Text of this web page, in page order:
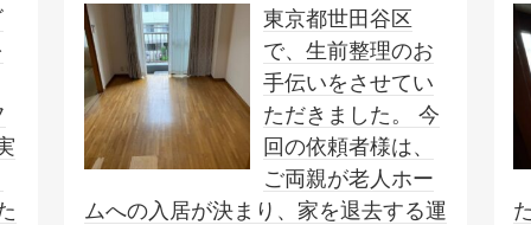
東京都世田谷区
で、生前整理のお
手伝いをさせてい
ただきました。 今
回の依頼者様は、
ご両親が老人ホー
ムへの入居が決まり、家を退去する運